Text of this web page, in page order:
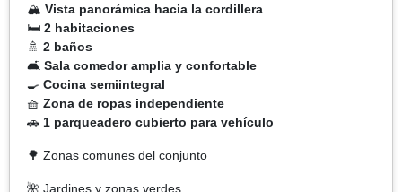
🏔️ Vista panorámica hacia la cordillera
🛏️ 2 habitaciones
🚿 2 baños
🛋️ Sala comedor amplia y confortable
🍳 Cocina semiintegral
🧺 Zona de ropas independiente
🚗 1 parqueadero cubierto para vehículo
🌳 Zonas comunes del conjunto
🌺 Jardines y zonas verdes